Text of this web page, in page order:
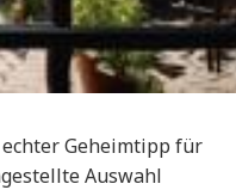
Geheimtipp für
Auswahl